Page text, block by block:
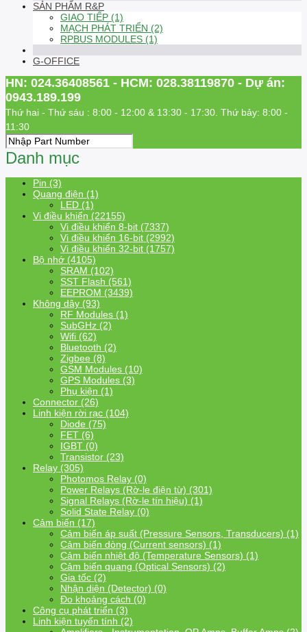
SẢN PHẨM R&P
GIAO TIẾP (1)
MẠCH PHÁT TRIỂN (2)
RPBUS MODULES (1)
G-OFFICE
HN: 024.36408561 - HCM: 028.38119870 - Dự án:
0943.189.199
Thứ hai - Thứ sáu : 8:00 - 12:00 & 13:30 - 17:30. Thứ bảy: 8:00 -
11:30
Danh mục
Pin (3)
Quang điện (1)
LED (1)
Vi điều khiển (22155)
Vi điều khiển 8-bit (7337)
Vi điều khiển 16-bit (2992)
Vi điều khiển 32-bit (1757)
Bộ nhớ (4105)
SRAM (102)
SST Flash (561)
EEPROM (3439)
Không dây (93)
RF Modules (1)
SubGHz (2)
Wifi (62)
Bluetooth (2)
Zigbee (8)
GSM Modules (10)
GPS Modules (3)
Phụ kiện (1)
Connector (26)
Linh kiện rời rạc (104)
Diode (75)
FET (6)
IGBT (0)
Transistor (23)
Relay (305)
Photomos Relay (0)
Power Relays (Rờ-le điện từ) (301)
Signal Relays (Rờ-le tín hiệu) (1)
Solid State Relay (0)
Cảm biến (17)
Cảm biến áp suất (Pressure Sensors, Transducers) (1)
Cảm biến dòng (Current sensors) (1)
Cảm biến nhiệt độ (Temperature Sensors) (1)
Cảm biến quang (Optical Sensors) (2)
Gia tốc (2)
Nhận diện (Detector) (0)
Đo khoảng cách (0)
Công cụ phát triển (3)
Linh kiện tuyến tính (2)